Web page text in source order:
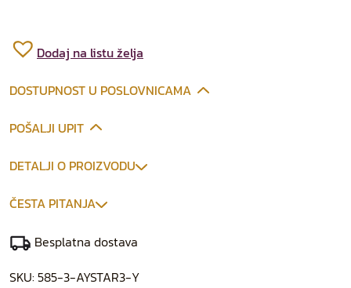
Dodaj na listu želja
DOSTUPNOST U POSLOVNICAMA
POŠALJI UPIT
DETALJI O PROIZVODU
ČESTA PITANJA
Besplatna dostava
SKU: 585-3-AYSTAR3-Y